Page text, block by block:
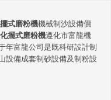
式磨粉機機械制沙設備價
擺式磨粉機遵化市富龍機
年富龍公司是既科研設計制
設備成套制砂設備及制粉設